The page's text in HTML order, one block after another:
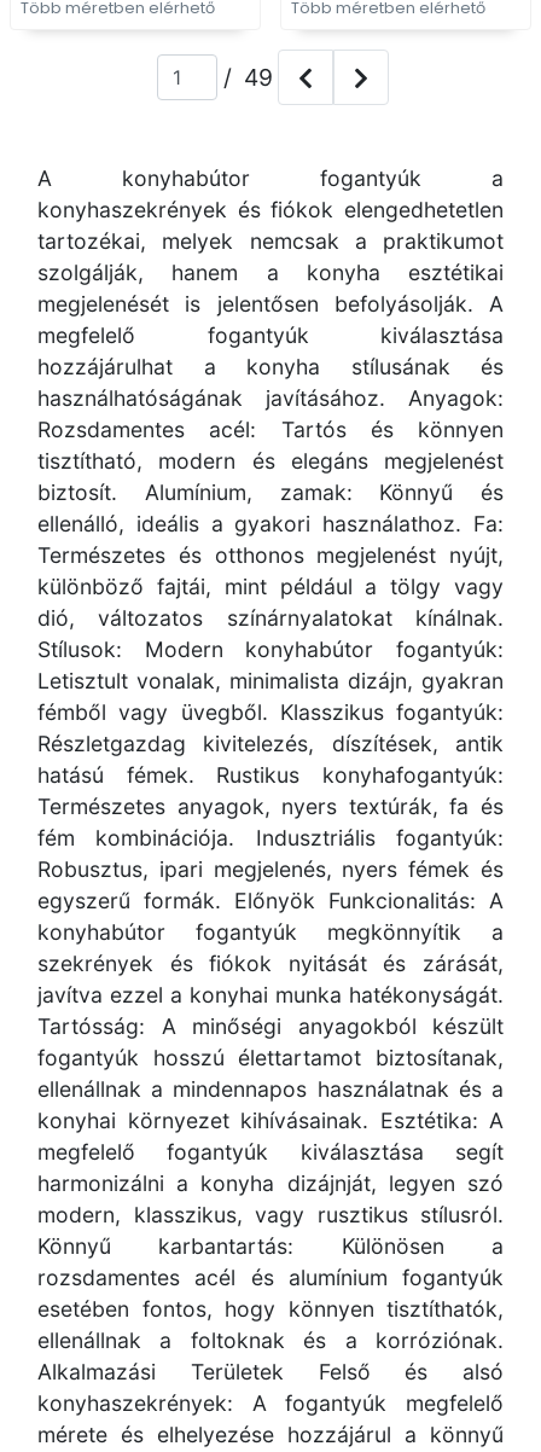
Több méretben elérhető Több méretben elérhető
/ 49
A konyhabútor fogantyúk a
konyhaszekrények és fiókok elengedhetetlen
tartozékai, melyek nemcsak a praktikumot
szolgálják, hanem a konyha esztétikai
megjelenését is jelentősen befolyásolják. A
megfelelő fogantyúk kiválasztása
hozzájárulhat a konyha stílusának és
használhatóságának javításához. Anyagok:
Rozsdamentes acél: Tartós és könnyen
tisztítható, modern és elegáns megjelenést
biztosít. Alumínium, zamak: Könnyű és
ellenálló, ideális a gyakori használathoz. Fa:
Természetes és otthonos megjelenést nyújt,
különböző fajtái, mint például a tölgy vagy
dió, változatos színárnyalatokat kínálnak.
Stílusok: Modern konyhabútor fogantyúk:
Letisztult vonalak, minimalista dizájn, gyakran
fémből vagy üvegből. Klasszikus fogantyúk:
Részletgazdag kivitelezés, díszítések, antik
hatású fémek. Rustikus konyhafogantyúk:
Természetes anyagok, nyers textúrák, fa és
fém kombinációja. Indusztriális fogantyúk:
Robusztus, ipari megjelenés, nyers fémek és
egyszerű formák. Előnyök Funkcionalitás: A
konyhabútor fogantyúk megkönnyítik a
szekrények és fiókok nyitását és zárását,
javítva ezzel a konyhai munka hatékonyságát.
Tartósság: A minőségi anyagokból készült
fogantyúk hosszú élettartamot biztosítanak,
ellenállnak a mindennapos használatnak és a
konyhai környezet kihívásainak. Esztétika: A
megfelelő fogantyúk kiválasztása segít
harmonizálni a konyha dizájnját, legyen szó
modern, klasszikus, vagy rusztikus stílusról.
Könnyű karbantartás: Különösen a
rozsdamentes acél és alumínium fogantyúk
esetében fontos, hogy könnyen tisztíthatók,
ellenállnak a foltoknak és a korróziónak.
Alkalmazási Területek Felső és alsó
konyhaszekrények: A fogantyúk megfelelő
mérete és elhelyezése hozzájárul a könnyű